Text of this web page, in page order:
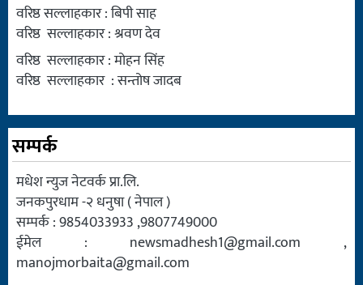
वरिष्ठ सल्लाहकार : बिपी साह
वरिष्ठ सल्लाहकार : श्रवण देव
वरिष्ठ सल्लाहकार : मोहन सिंह
वरिष्ठ सल्लाहकार : सन्तोष जादब
सम्पर्क
मधेश न्युज नेटवर्क प्रा.लि.
जनकपुरधाम -२ धनुषा ( नेपाल )
सम्पर्क : 9854033933 ,9807749000
ईमेल : newsmadhesh1@gmail.com ,
manojmorbaita@gmail.com